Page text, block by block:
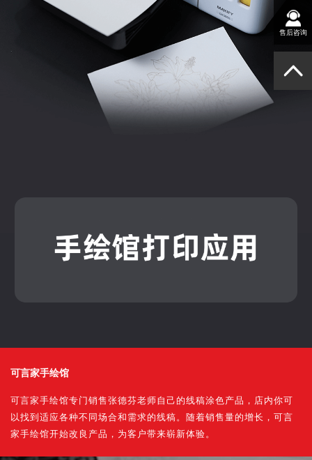
可言家手绘馆
可言家手绘馆专门销售张德芬老师自己的线稿涂色产品，店内你可
以找到适应各种不同场合和需求的线稿。随着销售量的增长，可言
家手绘馆开始改良产品，为客户带来崭新体验。
售后咨询